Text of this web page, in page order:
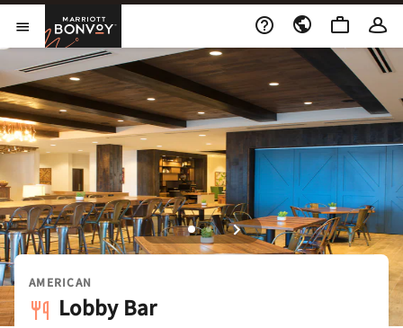
Skip to Content
메뉴 열기
Marriott Bonvoy
AMERICAN
Lobby Bar